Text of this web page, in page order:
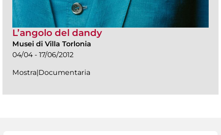
L’angolo del dandy
Musei di Villa Torlonia
04/04 - 17/06/2012
Mostra|Documentaria